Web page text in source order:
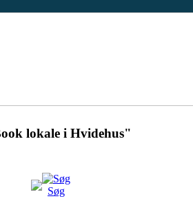
lokale i Hvidehus"
Søg